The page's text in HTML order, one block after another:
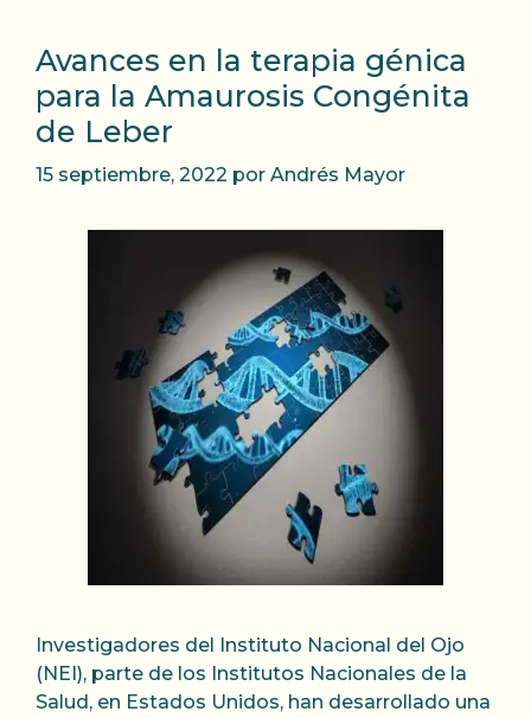
Avances en la terapia génica
para la Amaurosis Congénita
de Leber
15 septiembre, 2022 por Andrés Mayor
Investigadores del Instituto Nacional del Ojo
(NEI), parte de los Institutos Nacionales de la
Salud, en Estados Unidos, han desarrollado una